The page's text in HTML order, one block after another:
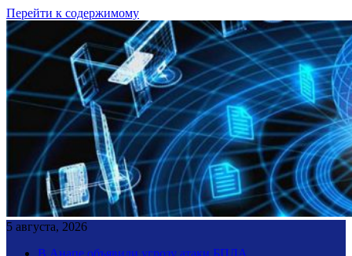
Перейти к содержимому
5 августа, 2026
В Анапе объявили угрозу атаки БПЛА